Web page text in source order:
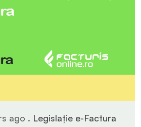
ago . Legislație e-Factura